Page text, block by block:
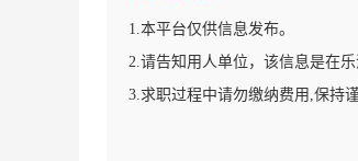
1.本平台仅供信息发布。
2.请告知用人单位，该信息是在乐
3.求职过程中请勿缴纳费用,保持谨